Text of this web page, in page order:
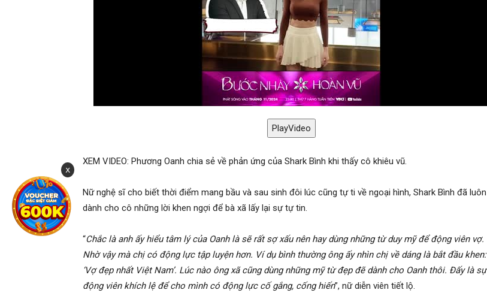
PlayVideo
XEM VIDEO: Phương Oanh chia sẻ về phản ứng của Shark Bình khi thấy cô khiêu vũ.
Nữ nghệ sĩ cho biết thời điểm mang bầu và sau sinh đôi lúc cũng tự ti về ngoại hình, Shark Bình đã luôn
dành cho cô những lời khen ngợi để bà xã lấy lại sự tự tin.
“Chắc là anh ấy hiểu tâm lý của Oanh là sẽ rất sợ xấu nên hay dùng những từ duy mỹ để động viên vợ.
Nhờ vậy mà chị có động lực tập luyện hơn. Ví dụ bình thường ông ấy nhìn chị về dáng là bắt đầu khen:
‘Vợ đẹp nhất Việt Nam’. Lúc nào ông xã cũng dùng những mỹ từ đẹp đẽ dành cho Oanh thôi. Đấy là sự
động viên khích lệ để cho mình có động lực cố gắng, cống hiến”, nữ diễn viên tiết lộ.
x